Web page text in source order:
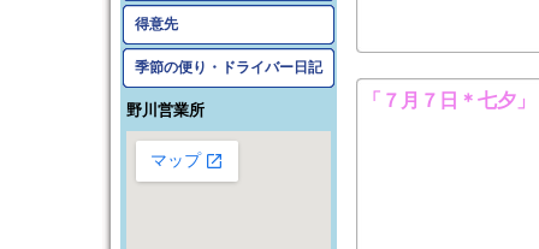
得意先
季節の便り・ドライバー日記
野川営業所 「７月７日＊七夕」